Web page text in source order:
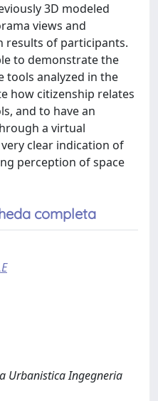
3D modeled
views and
results of participants.
to demonstrate the
tools analyzed in the
how citizenship relates
and to have an
a virtual
clear indication of
perception of space
completa
Urbanistica Ingegneria